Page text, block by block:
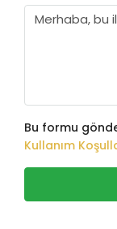
Bu formu
Kullanım